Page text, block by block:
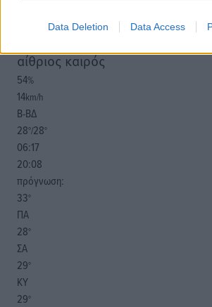
Data Deletion Data Access
o καιρός τώρα:
αίθριος καιρός
54%
14km/h
Β-ΒΔ
28°/28°
06:17
20:08
πρόγνωση:
33°
ΠΑ
28°
ΣΑ
29°
ΚΥ
29°